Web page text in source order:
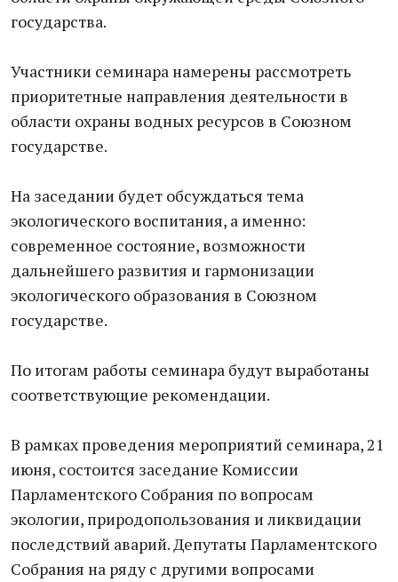
государства.
Участники семинара намерены рассмотреть
приоритетные направления деятельности в
области охраны водных ресурсов в Союзном
государстве.
На заседании будет обсуждаться тема
экологического воспитания, а именно:
современное состояние, возможности
дальнейшего развития и гармонизации
экологического образования в Союзном
государстве.
По итогам работы семинара будут выработаны
соответствующие рекомендации.
В рамках проведения мероприятий семинара, 21
июня, состоится заседание Комиссии
Парламентского Собрания по вопросам
экологии, природопользования и ликвидации
последствий аварий. Депутаты Парламентского
Собрания на ряду с другими вопросами